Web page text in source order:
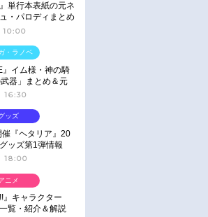
単行本表紙の元ネ
・パロディまとめ
』イム様・神の騎
器」まとめ＆元
・ラノベ
『ヘタリア』20
ッズ第1弾情報
ッズ
』キャラクター
覧・紹介＆解説
ニメ